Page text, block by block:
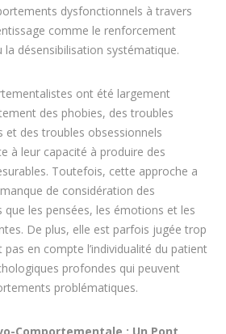
dysfonctionnels à travers
comme le renforcement
désensibilisation systématique.
ont été largement
des phobies, des troubles
et des troubles obsessionnels
à leur capacité à produire des
Toutefois, cette approche a
de considération des
que les pensées, les émotions et les
De plus, elle est parfois jugée trop
en compte l’individualité du patient
profondes qui peuvent
problématiques.